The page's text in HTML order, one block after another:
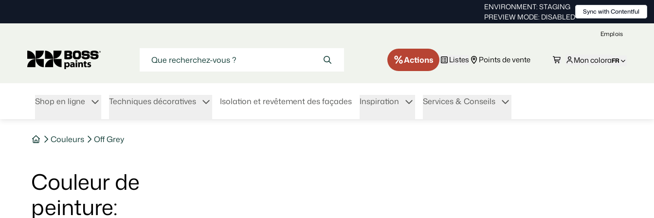
Emplois
Actions Listes Points de vente Mon coloraFR
Shop en ligne Techniques décoratives Isolation et revêtement des façades Inspiration Services & Conseils
Couleurs Off Grey
Couleur de
peinture:
ENVIRONMENT: STAGING
PREVIEW MODE: DISABLED
Sync with Contentful